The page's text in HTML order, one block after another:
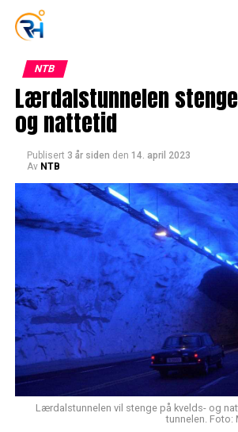
NTB
Lærdalstunnelen
og nattetid
Publisert 3 år siden den 14. april 2023
Av NTB
Lærdalstunnelen vil stenge på kvelds- og
tunnelen. Foto: